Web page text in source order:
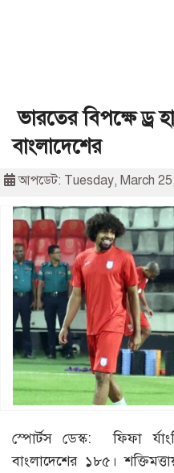
ভারতের বিপক্ষে ড্র
বাংলাদেশের
আপডেট: Tuesday, March
স্পোর্টস ডেস্ক: ফিফা
বাংলাদেশের ১৮৫।